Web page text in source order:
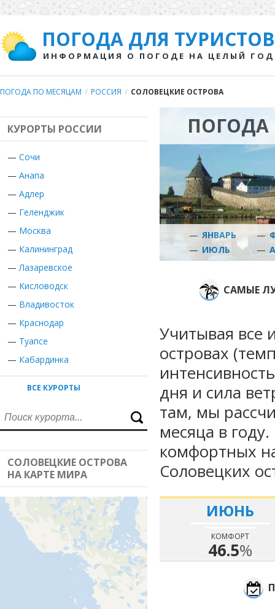
ПОГОДА ДЛЯ ТУРИСТОВ
ИНФОРМАЦИЯ О ПОГОДЕ НА ЦЕЛЫЙ ГОД
ПОГОДА ПО МЕСЯЦАМ / РОССИЯ / СОЛОВЕЦКИЕ ОСТРОВА
КУРОРТЫ РОССИИ
— Сочи
— Анапа
— Адлер
— Геленджик
— Москва
— Калининград
—Лазаревское
— Кисловодск
— Владивосток
— Краснодар
— Туапсе
— Кабардинка
ВСЕ КУРОРТЫ
СОЛОВЕЦКИЕ ОСТРОВА
НА КАРТЕ МИРА
ПОГОДА
— ЯНВАРЬ —
— ИЮЛЬ —
САМЫЕ
Учитывая все
островах
дня и сила
там, мы
месяца в
комфортных
Соловецких
ИЮНЬ
КОМФОРТ
46.5%